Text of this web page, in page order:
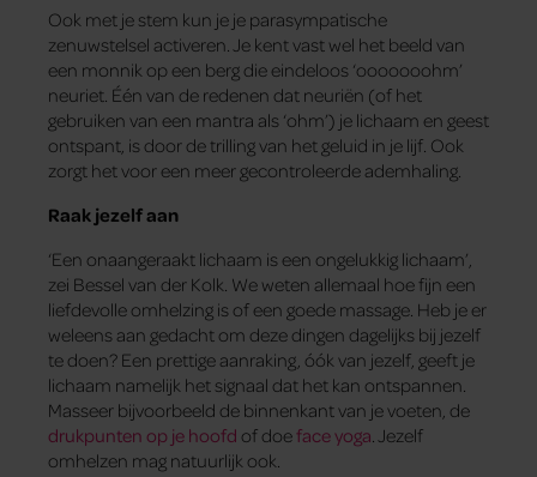
Ook met je stem kun je je parasympatische
zenuwstelsel activeren. Je kent vast wel het beeld van
een monnik op een berg die eindeloos ‘ooooooohm’
neuriet. Één van de redenen dat neuriën (of het
gebruiken van een mantra als ‘ohm’) je lichaam en geest
ontspant, is door de trilling van het geluid in je lijf. Ook
zorgt het voor een meer gecontroleerde ademhaling.
Raak jezelf aan
‘Een onaangeraakt lichaam is een ongelukkig lichaam’,
zei Bessel van der Kolk. We weten allemaal hoe fijn een
liefdevolle omhelzing is of een goede massage. Heb je er
weleens aan gedacht om deze dingen dagelijks bij jezelf
te doen? Een prettige aanraking, óók van jezelf, geeft je
lichaam namelijk het signaal dat het kan ontspannen.
Masseer bijvoorbeeld de binnenkant van je voeten, de
drukpunten op je hoofd of doeface yoga . Jezelf
omhelzen mag natuurlijk ook.